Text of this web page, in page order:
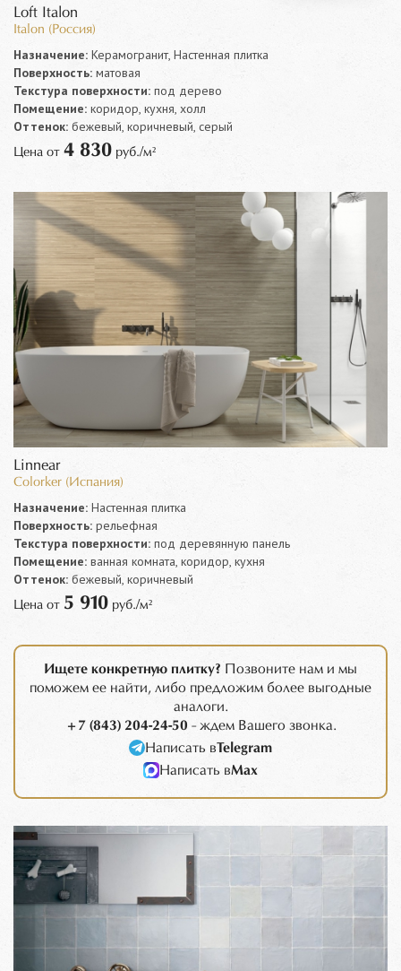
Loft Italon
Italon (Россия)
Назначение: Керамогранит, Настенная плитка
Поверхность: матовая
Текстура поверхности: под дерево
Помещение: коридор, кухня, холл
Оттенок: бежевый, коричневый, серый
Цена от 4 830 руб./м²
Linnear
Colorker (Испания)
Назначение: Настенная плитка
Поверхность: рельефная
Текстура поверхности: под деревянную панель
Помещение: ванная комната, коридор, кухня
Оттенок: бежевый, коричневый
Цена от 5 910 руб./м²
Ищете конкретную плитку? Позвоните нам и мы
поможем ее найти, либо предложим более выгодные
аналоги.
+7 (843) 204-24-50 - ждем Вашего звонка.
Написать вTelegram
Написать вMax